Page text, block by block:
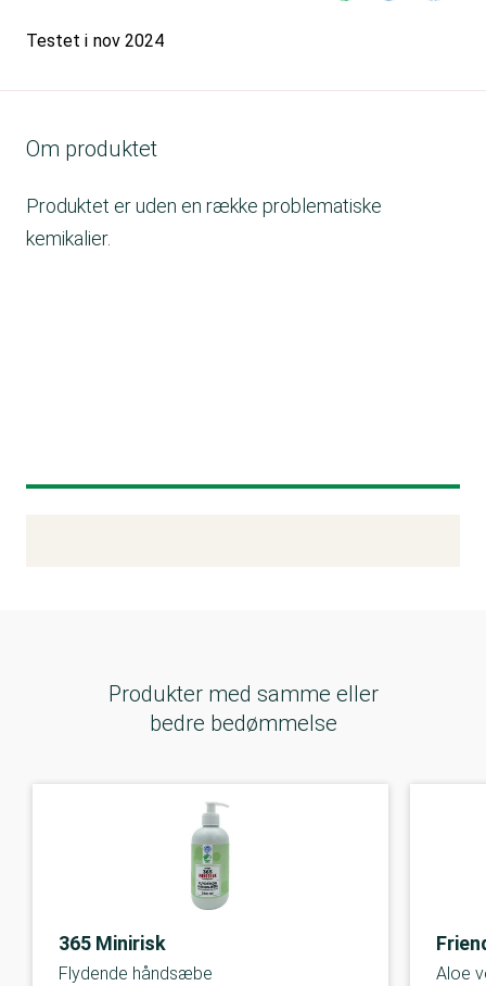
Testet i nov 2024
Om produktet
Produktet er uden en række problematiske
kemikalier.
Produkter med samme eller
bedre bedømmelse
365 Minirisk
Flydende håndsæbe Aloe